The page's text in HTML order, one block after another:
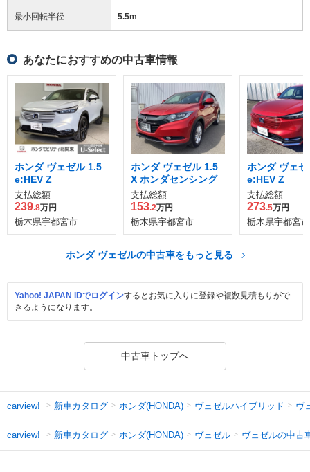
最小回転半径 5.5m
あなたにおすすめの中古車情報
ホンダ ヴェゼル 1.5
e:HEV Z
支払総額
239.8万円
栃木県宇都宮市
ホンダ ヴェゼル 1.5
X ホンダセンシング
支払総額
153.2万円
栃木県宇都宮市
ホンダ ヴェ
e:HEV Z
支払総額
273.5万円
栃木県宇都宮市
ホンダ ヴェゼルの中古車をもっと見る
Yahoo! JAPAN IDでログインするとお気に入りに登録や複数見積もりがで
きるようになります。
中古車トップへ
carview! 新車カタログ ホンダ(HONDA) ヴェゼルハイブリッド ヴ
carview! 新車カタログ ホンダ(HONDA) ヴェゼル ヴェゼルの中古